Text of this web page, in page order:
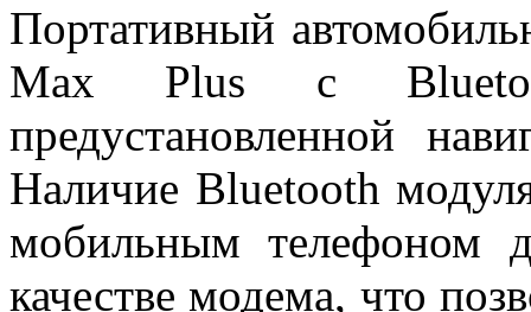
Портативный
Max Plus с
предустановленной
Наличие Bluetooth модуля
мобильным телефоном
качестве модема, что